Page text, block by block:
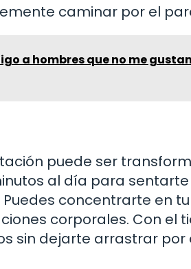
caminar por el
a hombres que no me
puede ser
al día para
concentrarte en
corporales. Con el
sin dejarte arrastrar por